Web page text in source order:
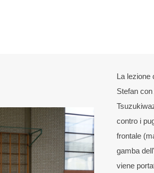
La lezione
Stefan
contro i
frontale
gamba
viene